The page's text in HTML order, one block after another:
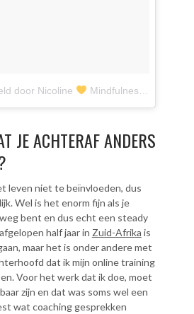
door Nicoline Mindfulness (@nicolinesmalbraak)
JE ACHTERAF ANDERS
leven niet te beïnvloeden, dus
Wel is het enorm fijn als je
bent en dus echt een steady
half jaar in Zuid-Afrika is
maar het is onder andere met
dat ik mijn online training
Voor het werk dat ik doe, moet
zijn en dat was soms wel een
wat coaching gesprekken